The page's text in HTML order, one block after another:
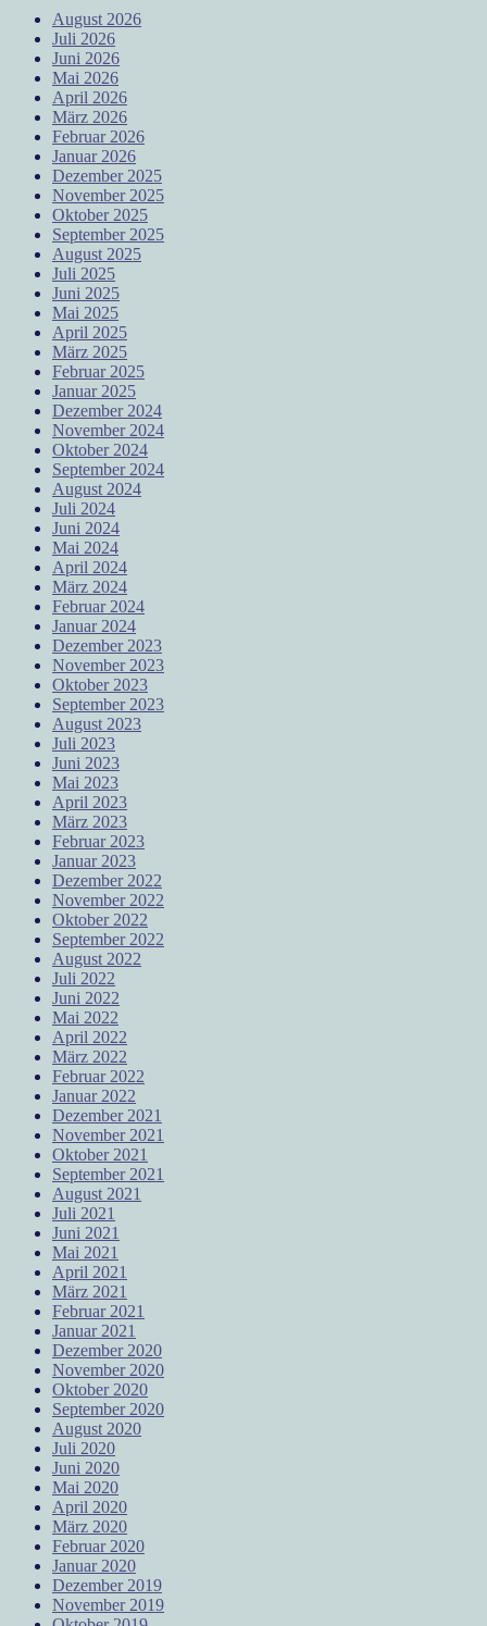
August 2026
Juli 2026
Juni 2026
Mai 2026
April 2026
März 2026
Februar 2026
Januar 2026
Dezember 2025
November 2025
Oktober 2025
September 2025
August 2025
Juli 2025
Juni 2025
Mai 2025
April 2025
März 2025
Februar 2025
Januar 2025
Dezember 2024
November 2024
Oktober 2024
September 2024
August 2024
Juli 2024
Juni 2024
Mai 2024
April 2024
März 2024
Februar 2024
Januar 2024
Dezember 2023
November 2023
Oktober 2023
September 2023
August 2023
Juli 2023
Juni 2023
Mai 2023
April 2023
März 2023
Februar 2023
Januar 2023
Dezember 2022
November 2022
Oktober 2022
September 2022
August 2022
Juli 2022
Juni 2022
Mai 2022
April 2022
März 2022
Februar 2022
Januar 2022
Dezember 2021
November 2021
Oktober 2021
September 2021
August 2021
Juli 2021
Juni 2021
Mai 2021
April 2021
März 2021
Februar 2021
Januar 2021
Dezember 2020
November 2020
Oktober 2020
September 2020
August 2020
Juli 2020
Juni 2020
Mai 2020
April 2020
März 2020
Februar 2020
Januar 2020
Dezember 2019
November 2019